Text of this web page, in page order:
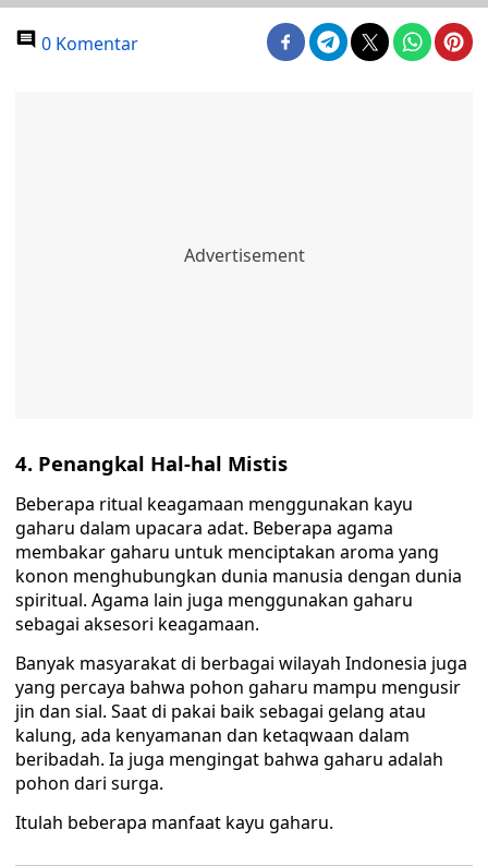
0 Komentar
4. Penangkal Hal-hal Mistis
Beberapa ritual keagamaan menggunakan kayu
gaharu dalam upacara adat. Beberapa agama
membakar gaharu untuk menciptakan aroma yang
konon menghubungkan dunia manusia dengan dunia
spiritual. Agama lain juga menggunakan gaharu
sebagai aksesori keagamaan.
Banyak masyarakat di berbagai wilayah Indonesia juga
yang percaya bahwa pohon gaharu mampu mengusir
jin dan sial. Saat di pakai baik sebagai gelang atau
kalung, ada kenyamanan dan ketaqwaan dalam
beribadah. Ia juga mengingat bahwa gaharu adalah
pohon dari surga.
Itulah beberapa manfaat kayu gaharu.